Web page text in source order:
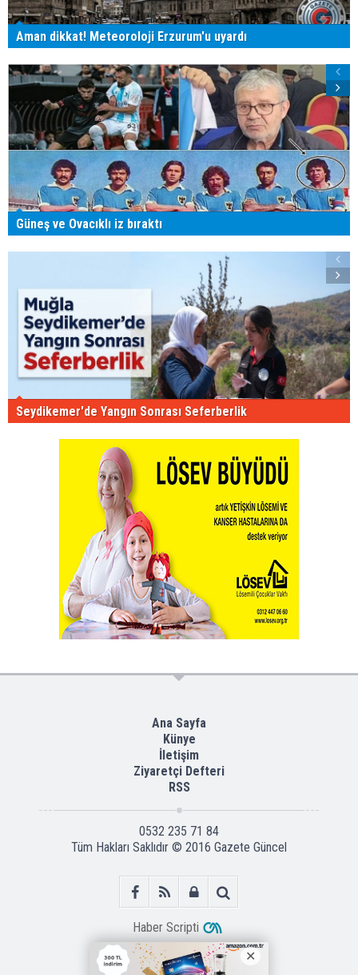
Aman dikkat! Meteoroloji Erzurum'u uyardı
Güneş ve Ovacıklı iz bıraktı
Seydikemer'de Yangın Sonrası Seferberlik
Ana Sayfa
Künye
İletişim
Ziyaretçi Defteri
RSS
0532 235 71 84
Tüm Hakları Saklıdır © 2016 Gazete Güncel
Haber Scripti